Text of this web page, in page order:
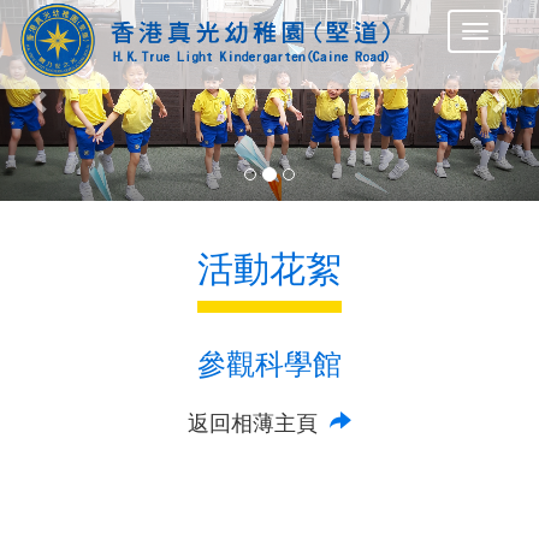
Previous
活動花絮
參觀科學館
返回相薄主頁